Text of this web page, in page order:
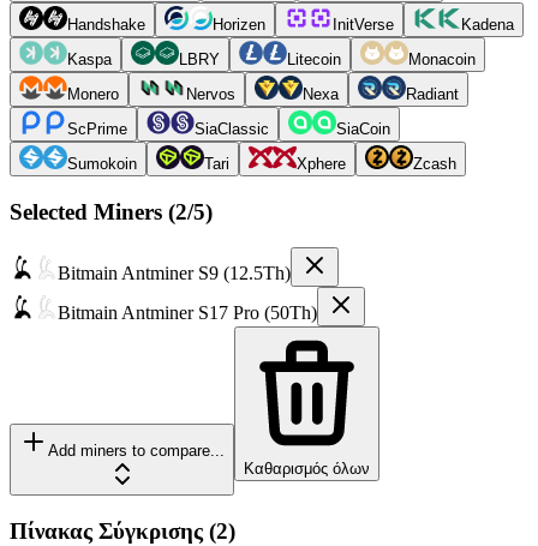
Handshake
Horizen InitVerse
Kadena
Kaspa
LBRY Litecoin
Monacoin
Monero
Nervos Nexa
Radiant
ScPrime
SiaClassic
SiaCoin
Sumokoin
Tari Xphere Zcash
Selected Miners (2/5)
Bitmain Antminer S9 (12.5Th)
Bitmain Antminer S17 Pro (50Th)
Add miners to compare...
Καθαρισμός όλων
Πίνακας Σύγκρισης (2)